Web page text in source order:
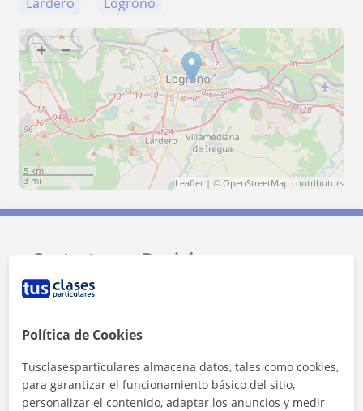
+ −
5 km
3 mi
Leaflet | © OpenStreetMap contributors
Contacta con Daniel
Tarifa
1ª clase gratis
Política de Cookies
Tusclasesparticulares almacena datos, tales como cookies,
para garantizar el funcionamiento básico del sitio,
personalizar el contenido, adaptar los anuncios y medir